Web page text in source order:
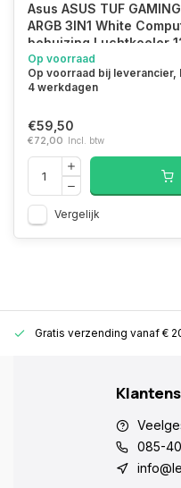
Asus ASUS TUF
ARGB 3IN1 White
behuizing Luchtkoeler
Op voorraad
Op voorraad bij leverancier,
4 werkdagen
€59,50
€72,00 Incl. btw
Vergelijk
Gratis verzending vanaf €
085-